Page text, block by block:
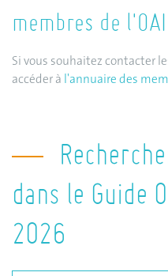
membres de l'OAI
Si vous souhaitez contacter
accéder à l'annuaire des
dans le Guide
2026